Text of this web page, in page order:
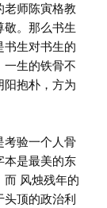
老师陈寅格教
敬。那么书生
书生对书生的
一生的铁骨不
阳抱朴，方为
考验一个人骨
本是最美的东
风烛残年的
头顶的政治利